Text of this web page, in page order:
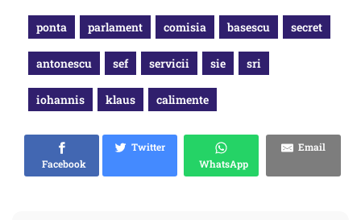
ponta parlament comisia basescu secret
antonescu sef servicii sie sri
iohannis klaus calimente
Facebook
Twitter
WhatsApp
Email